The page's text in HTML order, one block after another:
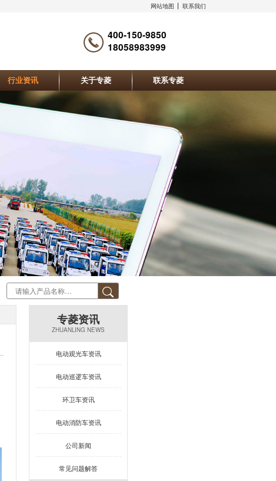
网站地图 联系我们
400-150-9850
18058983999
行业资讯 关于专菱 联系专菱
专菱资讯
ZHUANLING NEWS
电动观光车资讯
电动巡逻车资讯
环卫车资讯
电动消防车资讯
公司新闻
常见问题解答